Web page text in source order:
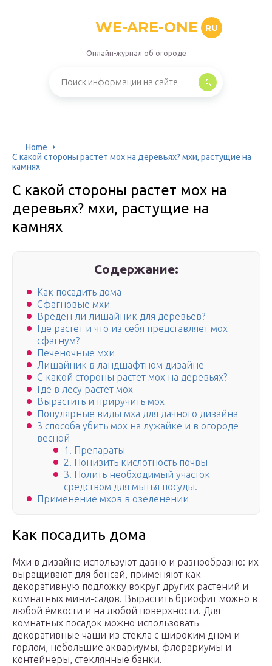
WE-ARE-ONE RU
Онлайн-журнал об огороде
Home
С какой стороны растет мох на деревьях? мхи, растущие на
камнях
С какой стороны растет мох на
деревьях? мхи, растущие на
камнях
Содержание:
Как посадить дома
Сфагновые мхи
Вреден ли лишайник для деревьев?
Где растет и что из себя представляет мох
сфагнум?
Печеночные мхи
Лишайник в ландшафтном дизайне
С какой стороны растет мох на деревьях?
Где в лесу растёт мох
Вырастить и приручить мох
Популярные виды мха для дачного дизайна
3 способа убить мох на лужайке и в огороде
весной
1. Препараты
2. Понизить кислотность почвы
3. Полить необходимый участок
средством для мытья посуды.
Применение мхов в озеленении
Как посадить дома
Мхи в дизайне используют давно и разнообразно: их
выращивают для бонсай, применяют как
декоративную подложку вокруг других растений и
комнатных мини-садов. Вырастить бриофит можно в
любой ёмкости и на любой поверхности. Для
комнатных посадок можно использовать
декоративные чаши из стекла с широким дном и
горлом, небольшие аквариумы, флорариумы и
контейнеры, стеклянные банки.